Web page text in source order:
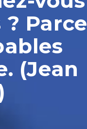
Parce
(Jean